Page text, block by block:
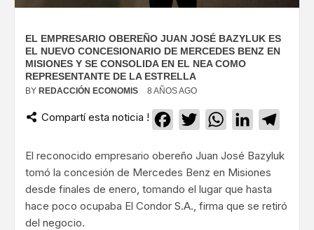
EL EMPRESARIO OBEREÑO JUAN JOSÉ BAZYLUK ES
EL NUEVO CONCESIONARIO DE MERCEDES BENZ EN
MISIONES Y SE CONSOLIDA EN EL NEA COMO
REPRESENTANTE DE LA ESTRELLA
BY REDACCIÓN ECONOMIS 8 AÑOS AGO
Compartí esta noticia ! Facebook
TwitterWhatsApp
LinkedIn
El reconocido empresario obereño Juan José Bazyluk
tomó la concesión de Mercedes Benz en Misiones
desde finales de enero, tomando el lugar que hasta
hace poco ocupaba El Condor S.A., firma que se retiró
del negocio.